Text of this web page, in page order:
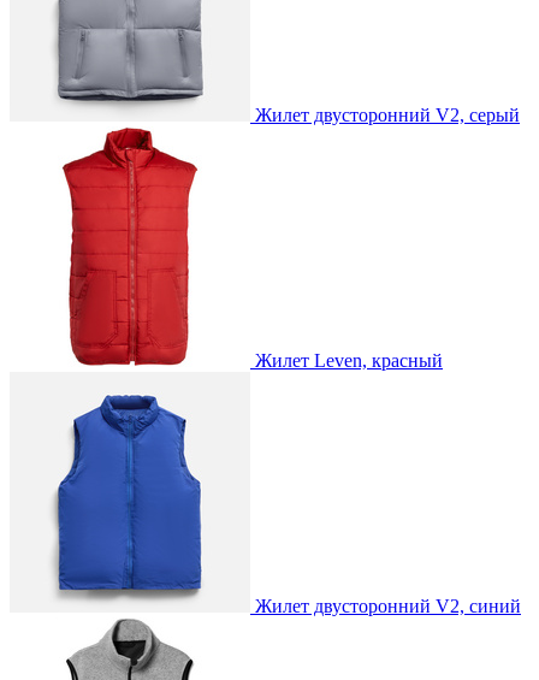
Жилет двусторонний V2, серый
Жилет Leven, красный
Жилет двусторонний V2, синий